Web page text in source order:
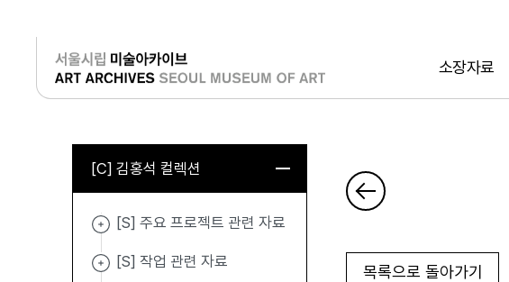
소장자료
로그인
[C] 김홍석 컬렉션
[S] 주요 프로젝트 관련 자료
[S] 작업 관련 자료
목록으로 돌아가기